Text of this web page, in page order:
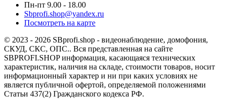
Пн-пт 9.00 - 18.00
Sbprofi.shop@yandex.ru
Посмотреть на карте
© 2023 - 2026 SBprofi.shop - видеонаблюдение, домофония,
СКУД, СКС, ОПС.. Вся представленная на сайте
SBPROFI.SHOP информация, касающаяся технических
характеристик, наличия на складе, стоимости товаров, носит
информационный характер и ни при каких условиях не
является публичной офертой, определяемой положениями
Статьи 437(2) Гражданского кодекса РФ.